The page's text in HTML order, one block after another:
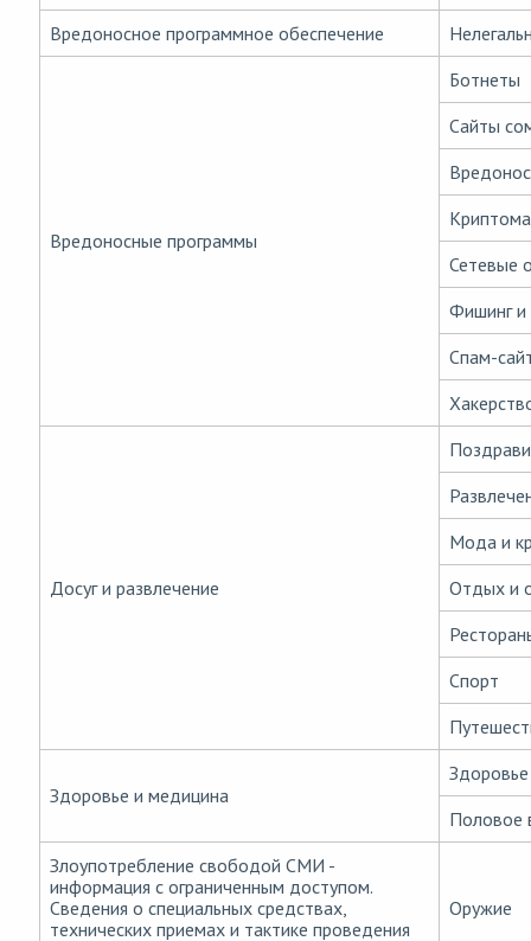
Вредоносное программное обеспечение
Вредоносные программы
Ботнеты
Сайты
Сетевые
Фишинг и
Спам-
Досуг и развлечение
Мода и
Отдых и
Спорт
Здоровье и медицина
Половое
Злоупотребление свободой СМИ -
информация с ограниченным доступом.
Сведения о специальных средствах,
технических приемах и тактике проведения
Оружие